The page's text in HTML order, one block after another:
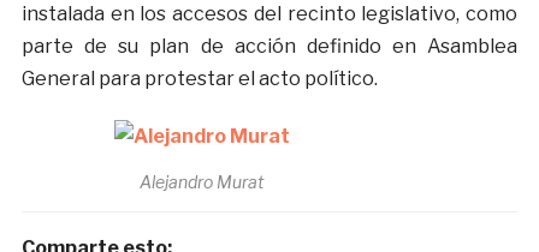
instalada en los accesos del recinto legislativo, como
parte de su plan de acción definido en Asamblea
General para protestar el acto político.
Alejandro Murat